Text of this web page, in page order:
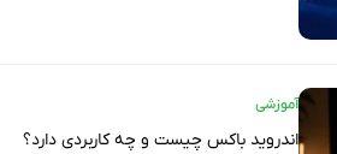
آموزشی
اندروید باکس چیست و چه کاربردی دارد؟